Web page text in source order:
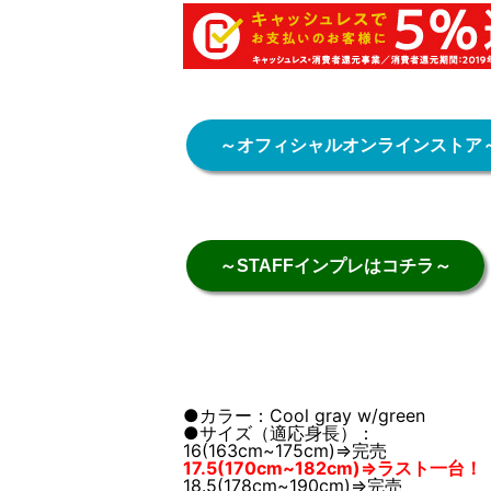
～オフィシャルオンラインストア
～STAFFインプレはコチラ～
●カラー：Cool gray w/green
●サイズ（適応身長）：
16(163cm~175cm)⇒完売
17.5(170cm~182cm)⇒ラスト一台！
18.5(178cm~190cm)⇒完売